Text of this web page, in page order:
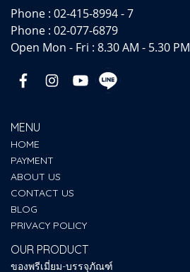
Phone : 02-415-8994 - 7
Phone : 02-077-6879
Open Mon - Fri : 8.30 AM - 5.30 PM
MENU
HOME
PAYMENT
ABOUT US
CONTACT US
BLOG
PRIVACY POLICY
OUR PRODUCT
ของพรีเมี่ยม-บรรจุภัณฑ์